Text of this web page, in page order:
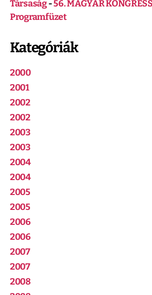
Társaság-56. MAGYAR
Programfüzet
Kategóriák
2000
2001
2002
2002
2003
2003
2004
2004
2005
2005
2006
2006
2007
2007
2008